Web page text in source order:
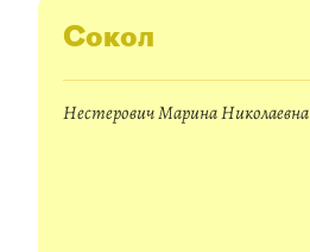
Сокол
Нестерович Марина Николаевна